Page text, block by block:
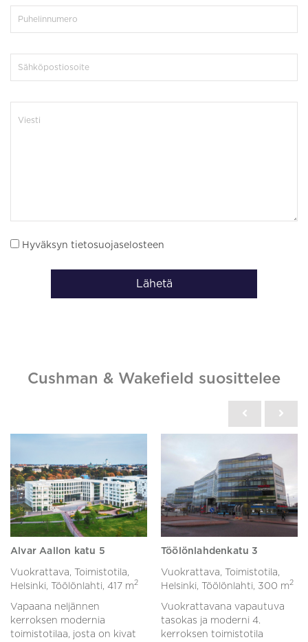
Hyväksyn tietosuojaselosteen
Lähetä
Cushman & Wakefield suosittelee
Alvar Aallon katu 5
Vuokrattava, Toimistotila,
Helsinki, Töölönlahti, 417 m2
Vapaana neljännen
kerroksen modernia
toimistotilaa, josta on kivat
Töölönlahdenkatu 3
Vuokrattava, Toimistotila,
Helsinki, Töölönlahti, 300 m2
Vuokrattavana vapautuva
tasokas ja moderni 4.
kerroksen toimistotila